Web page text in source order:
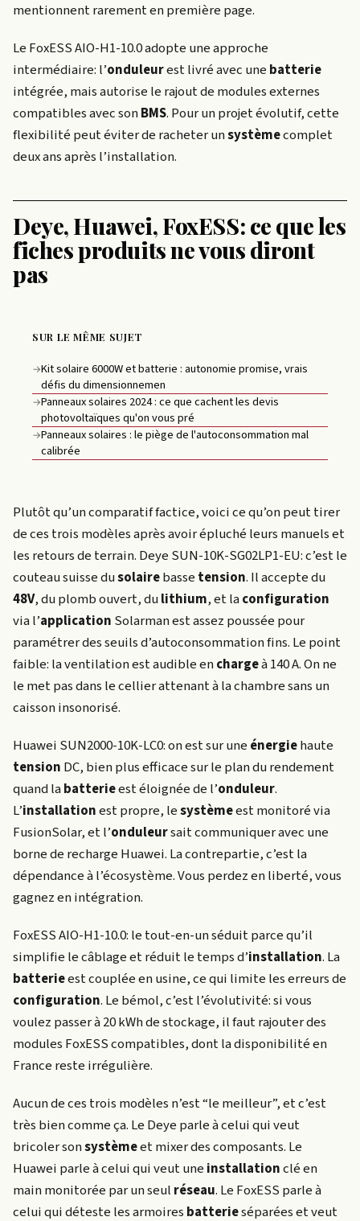
mentionnent rarement en première page.
Le FoxESS AIO-H1-10.0 adopte une approche
intermédiaire: l’onduleurest livré avec une batterie
intégrée, mais autorise le rajout de modules externes
compatibles avec sonBMS. Pour un projet évolutif, cette
flexibilité peut éviter de racheter unsystèmecomplet
deux ans après l’installation.
Deye, Huawei, FoxESS: ce que les
fiches produits ne vous diront
pas
SUR LE MÊME SUJET
→Kit solaire 6000W et batterie : autonomie promise, vrais
défis du dimensionnemen
→Panneaux solaires 2024 : ce que cachent les devis
photovoltaïques qu'on vous pré
→Panneaux solaires : le piège de l'autoconsommation mal
calibrée
Plutôt qu’un comparatif factice, voici ce qu’on peut tirer
de ces trois modèles après avoir épluché leurs manuels et
les retours de terrain. Deye SUN-10K-SG02LP1-EU: c’est le
couteau suisse dusolairebasse tension. Il accepte du
48V, du plomb ouvert, dulithium, et laconfiguration
via l’application Solarman est assez poussée pour
paramétrer des seuils d’autoconsommation fins. Le point
faible: la ventilation est audible enchargeà 140 A. On ne
le met pas dans le cellier attenant à la chambre sans un
caisson insonorisé.
Huawei SUN2000-10K-LC0: on est sur une énergiehaute
tension DC, bien plus efficace sur le plan du rendement
quand labatterieest éloignée de l’onduleur.
L’installationest propre, lesystèmeest monitoré via
FusionSolar, et l’onduleursait communiquer avec une
borne de recharge Huawei. La contrepartie, c’est la
dépendance à l’écosystème. Vous perdez en liberté, vous
gagnez en intégration.
FoxESS AIO-H1-10.0: le tout-en-un séduit parce qu’il
simplifie le câblage et réduit le temps d’installation. La
batterieest couplée en usine, ce qui limite les erreurs de
configuration. Le bémol, c’est l’évolutivité: si vous
voulez passer à 20 kWh de stockage, il faut rajouter des
modules FoxESS compatibles, dont la disponibilité en
France reste irrégulière.
Aucun de ces trois modèles n’est “le meilleur”, et c’est
très bien comme ça. Le Deye parle à celui qui veut
bricoler sonsystèmeet mixer des composants. Le
Huawei parle à celui qui veut une installationclé en
main monitorée par un seul réseau. Le FoxESS parle à
celui qui déteste les armoires batterieséparées et veut